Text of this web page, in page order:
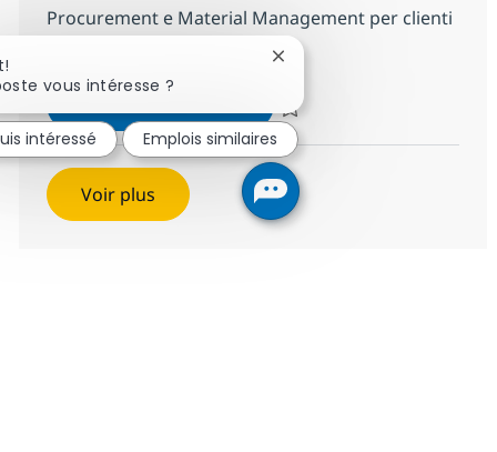
Procurement e Material Management per clienti
SAP MM Senior Consultant
Sauvegarder SAP MM Senior
Voir plus
vous intéresse ?
Fermer la notification du
intéressé Emplois similaires